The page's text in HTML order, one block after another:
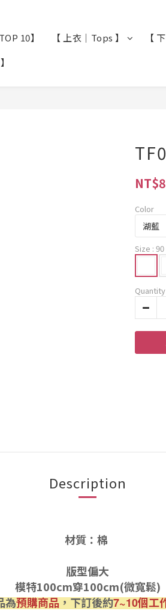
10】 【 上衣｜Tops 】
【
Color
Size : 90
Quantity
Description
材質：棉
版型偏大
模特100cm穿100cm(微寬鬆)
為預購商品，下訂後約7~10個工